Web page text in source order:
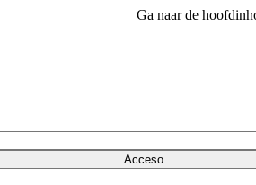
Ga naar de
Acceso